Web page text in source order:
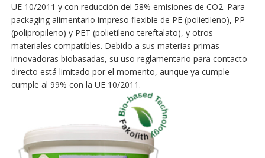
UE 10/2011 y con reducción del 58% emisiones de CO2. Para
packaging alimentario impreso flexible de PE (polietileno), PP
(polipropileno) y PET (polietileno tereftalato), y otros
materiales compatibles. Debido a sus materias primas
innovadoras biobasadas, su uso reglamentario para contacto
directo está limitado por el momento, aunque ya cumple
cumple al 99% con la UE 10/2011.